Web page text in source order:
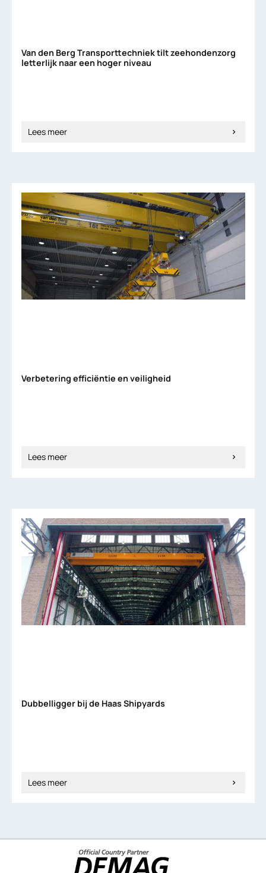
Van den Berg Transporttechniek tilt zeehondenzorg
letterlijk naar een hoger niveau
Lees meer chevron_right
Verbetering efficiëntie en veiligheid
Lees meer chevron_right
Dubbelligger bij de Haas Shipyards
Lees meer chevron_right